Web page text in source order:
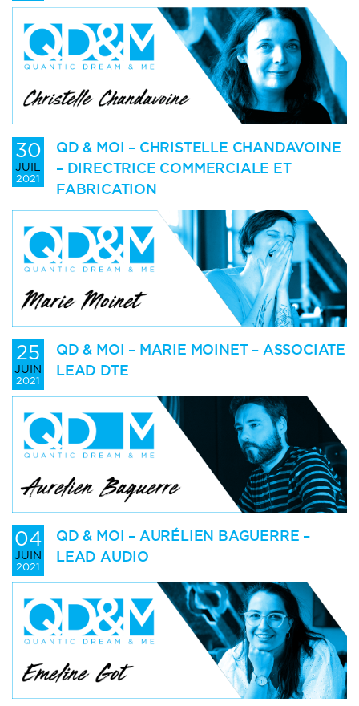
30
JUIL
2021
QD & MOI – CHRISTELLE CHANDAVOINE
– DIRECTRICE COMMERCIALE ET
FABRICATION
25
JUIN
2021
QD & MOI – MARIE MOINET – ASSOCIATE
LEAD DTE
04
JUIN
2021
QD & MOI – AURÉLIEN BAGUERRE –
LEAD AUDIO